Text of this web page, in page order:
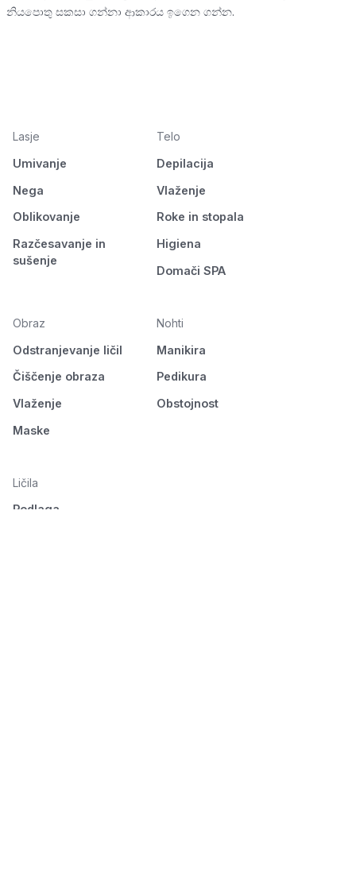
නියපොතු සකසා ගන්නා ආකාරය ඉගෙන ගන්න.
Lasje
Umivanje
Nega
Oblikovanje
Razčesavanje in
sušenje
Telo
Depilacija
Vlaženje
Roke in stopala
Higiena
Domači SPA
Obraz
Odstranjevanje ličil
Čiščenje obraza
Vlaženje
Maske
Nohti
Manikira
Pedikura
Obstojnost
Ličila
Podlaga